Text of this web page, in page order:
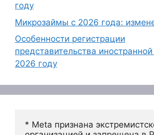
году
Микрозаймы с 2026 года:
Особенности регистрации
представительства
2026 году
* Meta признана